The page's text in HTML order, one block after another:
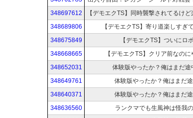
348697612
348689806
【デモエクTS】寄り道楽しすぎ
348675849
【デモエクTS】ついにロ
348668665
【デモエクTS】クリア前なの
348652031
体験版やったか？俺はまだ途
348649761
体験版やったか？俺はまだ途
348640371
体験版やったか？俺はまだ途
348636560
ランクマでも生風神は怪我